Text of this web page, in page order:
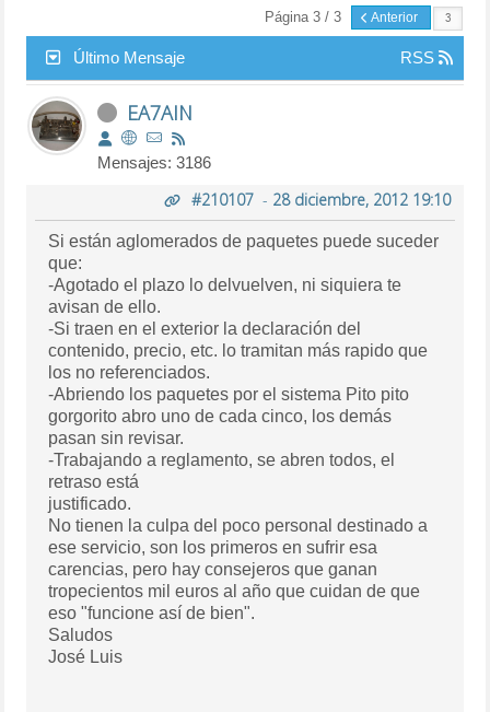
Página 3 / 3 Anterior
Último Mensaje RSS
EA7AIN
Mensajes: 3186
#210107- 28 diciembre, 2012 19:10
Si están aglomerados de paquetes puede suceder
que:
-Agotado el plazo lo delvuelven, ni siquiera te
avisan de ello.
-Si traen en el exterior la declaración del
contenido, precio, etc. lo tramitan más rapido que
los no referenciados.
-Abriendo los paquetes por el sistema Pito pito
gorgorito abro uno de cada cinco, los demás
pasan sin revisar.
-Trabajando a reglamento, se abren todos, el
retraso está
justificado.
No tienen la culpa del poco personal destinado a
ese servicio, son los primeros en sufrir esa
carencias, pero hay consejeros que ganan
tropecientos mil euros al año que cuidan de que
eso "funcione así de bien".
Saludos
José Luis